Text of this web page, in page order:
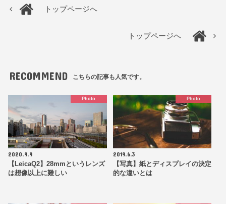
トップページへ
トップページへ
RECOMMEND こちらの記事も人気です。
Photo
2020.9.9
【LeicaQ2】28mmというレンズ
は想像以上に難しい
Photo
2019.6.3
【写真】紙とディスプレイの決定
的な違いとは